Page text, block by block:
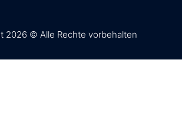
2026 © Alle Rechte vorbehalten